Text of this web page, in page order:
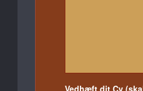
Vedhæft dit Cv